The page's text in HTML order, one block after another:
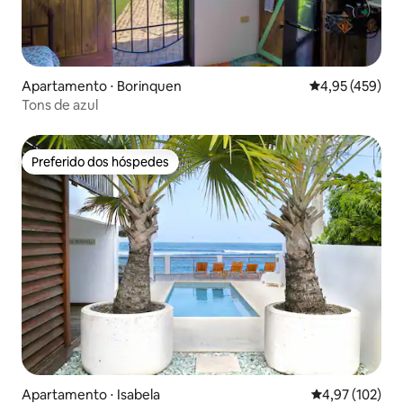
Apartamento ⋅ Borinquen 4,95 de uma
4,95 (459)
Tons de azul
Preferido dos hóspedes
Preferido dos hóspedes
Apartamento ⋅ Isabela 4,97 de uma
4,97 (102)